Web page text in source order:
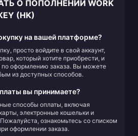
О ПОПОЛНЕНИИ WORK
(HK)
на вашей платформе?
просто войдите в свой аккаунт,
который хотите приобрести, и
по оформлению заказа. Вы можете
из доступных способов.
вы принимаете?
способы оплаты, включая
электронные кошельки и
ознакомьтесь со списком
оформлении заказа.